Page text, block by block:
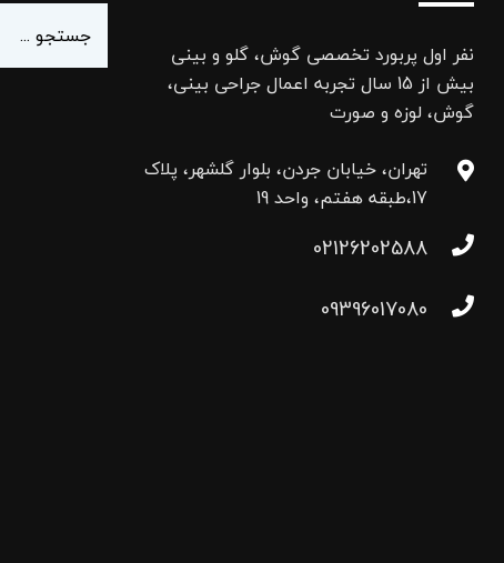
نفر اول پربورد تخصصی گوش، گلو و بینی
بیش از 15 سال تجربه اعمال جراحی بینی،
گوش، لوزه و صورت
تهران، خیابان جردن، بلوار گلشهر، پلاک
17،طبقه هفتم، واحد 19
02126202588
09396017080